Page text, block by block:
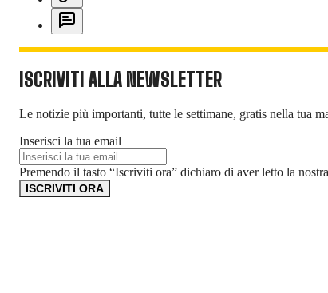
ISCRIVITI ALLA NEWSLETTER
Le notizie più importanti, tutte le settimane, gratis nella tua
Inserisci la tua email
Premendo il tasto “Iscriviti ora” dichiaro di aver letto la nostra
ISCRIVITI ORA